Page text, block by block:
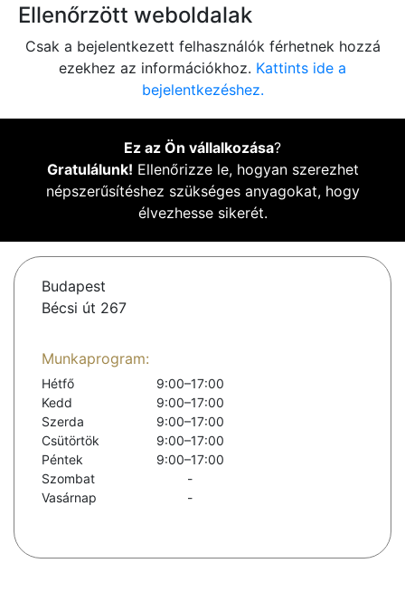
Ellenőrzött weboldalak
Csak a bejelentkezett felhasználók férhetnek hozzá
ezekhez az információkhoz. Kattints ide a
bejelentkezéshez.
Ez az Ön vállalkozása?
Gratulálunk! Ellenőrizze le, hogyan szerezhet
népszerűsítéshez szükséges anyagokat, hogy
élvezhesse sikerét.
Budapest
Bécsi út 267
Munkaprogram:
Hétfő
9:00–17:00
Kedd
9:00–17:00
Szerda
9:00–17:00
Csütörtök
9:00–17:00
Péntek
9:00–17:00
Szombat
-
Vasárnap
-